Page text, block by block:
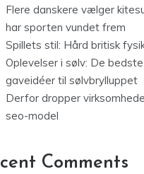
Flere danskere vælger
har sporten vundet frem
Spillets stil: Hård britisk
Oplevelser i sølv: De
gaveidéer til sølvbrylluppet
Derfor dropper
seo-model
Comments